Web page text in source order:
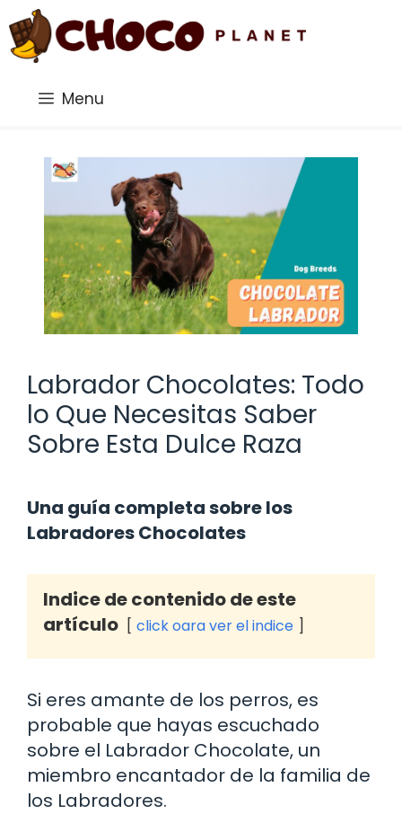
Saltar
al
contenido
Menu
Labrador Chocolates: Todo
lo Que Necesitas Saber
Sobre Esta Dulce Raza
Una guía completa sobre los
Labradores Chocolates
Indice de contenido de este
artículo
click oara ver el indice
Si eres amante de los perros, es
probable que hayas escuchado
sobre el Labrador Chocolate, un
miembro encantador de la familia de
los Labradores.